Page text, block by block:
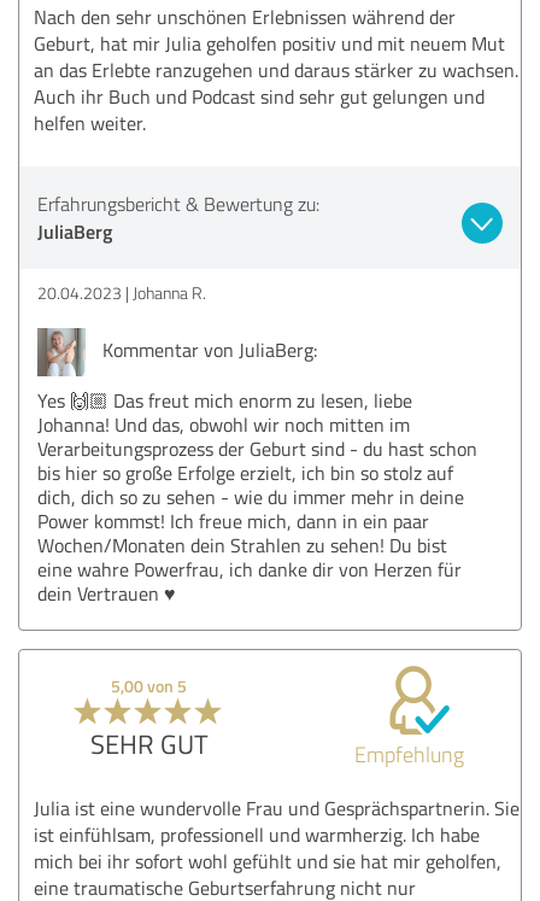
Nach den sehr unschönen Erlebnissen während der
Geburt, hat mir Julia geholfen positiv und mit neuem Mut
an das Erlebte ranzugehen und daraus stärker zu wachsen.
Auch ihr Buch und Podcast sind sehr gut gelungen und
helfen weiter.
Erfahrungsbericht & Bewertung zu:
JuliaBerg
20.04.2023 Johanna R.
Kommentar von JuliaBerg:
Yes 🙌🏼 Das freut mich enorm zu lesen, liebe
Johanna! Und das, obwohl wir noch mitten im
Verarbeitungsprozess der Geburt sind - du hast schon
bis hier so große Erfolge erzielt, ich bin so stolz auf
dich, dich so zu sehen - wie du immer mehr in deine
Power kommst! Ich freue mich, dann in ein paar
Wochen/Monaten dein Strahlen zu sehen! Du bist
eine wahre Powerfrau, ich danke dir von Herzen für
dein Vertrauen ♥️
5,00 von 5
SEHR GUT Empfehlung
Julia ist eine wundervolle Frau und Gesprächspartnerin. Sie
ist einfühlsam, professionell und warmherzig. Ich habe
mich bei ihr sofort wohl gefühlt und sie hat mir geholfen,
eine traumatische Geburtserfahrung nicht nur